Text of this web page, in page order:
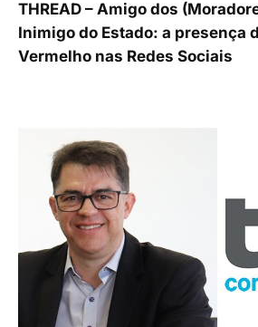
THREAD – Amigo dos
Inimigo do Estado: a presença
Vermelho nas Redes Sociais